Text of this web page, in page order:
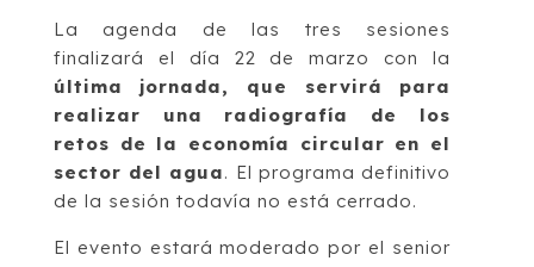
La agenda de las tres sesiones
finalizará el día 22 de marzo con la
última jornada, que servirá para
realizar una radiografía de los
retos de la economía circular en el
sector del agua. El programa definitivo
de la sesión todavía no está cerrado.
El evento estará moderado por el senior